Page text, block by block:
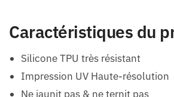
Caractéristiques du
Silicone TPU très résistant
Impression UV Haute-résolution
Ne jaunit pas & ne ternit pas